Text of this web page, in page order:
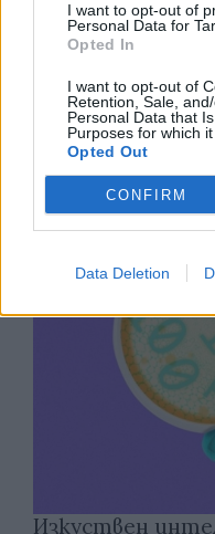
I want to opt-out of
Personal Data for
Opted In
I want to opt-out of
Retention, Sale,
Personal Data that
Purposes for which it
Opted Out
CONFIRM
Data Deletion
Древен храм
откриха под
Полша
07.08.2026 / 16:00
Изкуствен